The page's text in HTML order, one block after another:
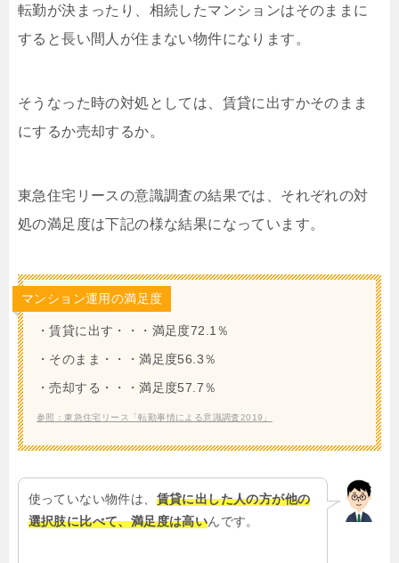
転勤が決まったり、相続したマンションはそのままに
すると長い間人が住まない物件になります。
そうなった時の対処としては、賃貸に出すかそのまま
にするか売却するか。
東急住宅リースの意識調査の結果では、それぞれの対
処の満足度は下記の様な結果になっています。
マンション運用の満足度
・賃貸に出す・・・満足度72.1％
・そのまま・・・満足度56.3％
・売却する・・・満足度57.7％
参照：東急住宅リース「転勤事情による意識調査2019」
使っていない物件は、 賃貸に出した人の方が他の
選択肢に比べて、満足度は高いんです。